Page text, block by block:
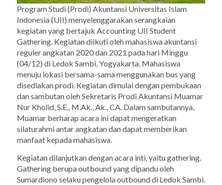
Program Studi (Prodi) Akuntansi Universitas Islam
Indonesia (UII) menyelenggarakan serangkaian
kegiatan yang bertajuk Accounting UII Student
Gathering. Kegiatan diikuti oleh mahasiswa akuntansi
reguler angkatan 2020 dan 2021 pada hari Minggu
(04/12) di Ledok Sambi, Yogyakarta. Mahasiswa
menuju lokasi bersama-sama menggunakan bus yang
disediakan prodi. Kegiatan dimulai dengan pembukaan
dan sambutan oleh Sekretaris Prodi Akuntansi Muamar
Nur Kholid, S.E., M.Ak., Ak., CA. Dalam sambutannya,
Muamar berharap acara ini dapat mengeratkan
silaturahmi antar angkatan dan dapat memberikan
manfaat kepada mahasiswa.
Kegiatan dilanjutkan dengan acara inti, yaitugathering.
Gathering berupaoutboundyang dipandu oleh
Sumardiono selaku pengelolaoutbounddi Ledok Sambi.